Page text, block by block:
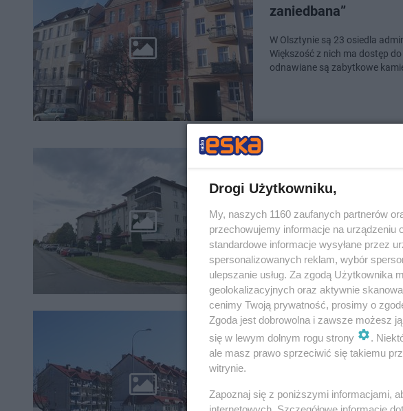
zaniedbana”
W Olsztynie są 23 osiedla
Większość z nich ma dostęp
odnawiane są zabytkowe
ale jak na wsi”
Wiele osób uważa, że ciszą i
mieszkańców stolicy Warmii i
Jednak w Olsztynie także
Na tym osiedlu w
było wsią
dziećmi, co nie dziwi, że są
Osiedlem, na którym mieszka
Drogi Użytkowniku,
My, naszych 1160 zaufanych partnerów
przechowujemy informacje na urządzeniu
standardowe informacje wysyłane przez
spersonalizowanych reklam, wybór
ulepszanie usług. Za zgodą Użytkownika
geolokalizacyjnych oraz aktywnie
cenimy Twoją prywatność, prosimy o
Zgoda jest dobrowolna i zawsze możesz
się w lewym dolnym rogu strony
.
ale masz prawo sprzeciwić się takiemu
witrynie.
Zapoznaj się z poniższymi informacjami,